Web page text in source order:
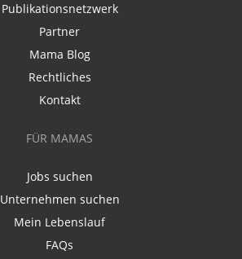
Publikationsnetzwerk
Partner
Mama Blog
Rechtliches
Kontakt
FÜR MAMAS
Jobs suchen
Unternehmen suchen
Mein Lebenslauf
FAQs